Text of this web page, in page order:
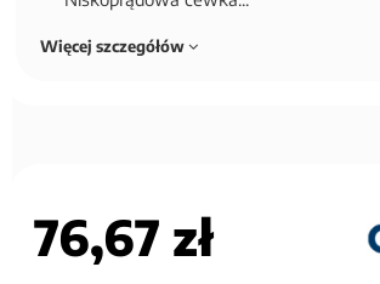
Więcej szczegółów
76,67 zł